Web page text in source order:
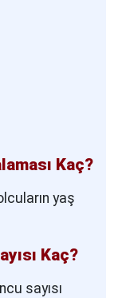
Kaç?
yaş
Kaç?
sayısı